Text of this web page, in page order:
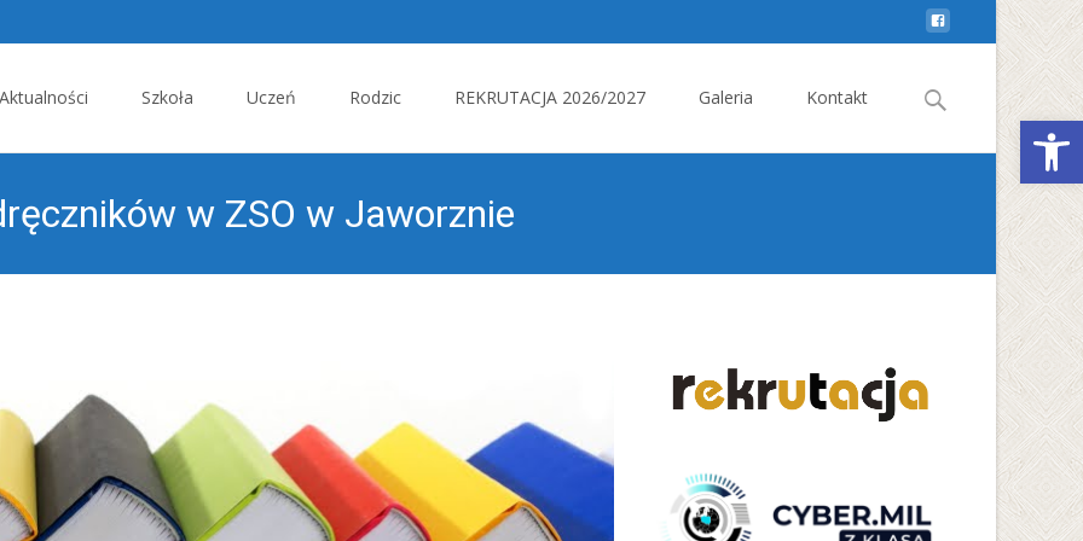
Aktualności Szkoła Uczeń Rodzic REKRUTACJA 2026/2027 Galeria Kontakt
Search
w ZSO w Jaworznie